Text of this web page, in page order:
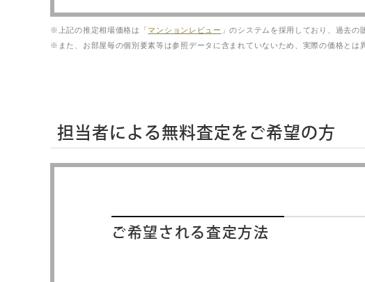
※上記の推定相場価格は「マンションレビュー 」のシステムを採用しており、過去の
※また、お部屋毎の個別要素等は参照データに含まれていないため、実際の価格とは
担当者による無料査定をご希望の方
ご希望される査定方法